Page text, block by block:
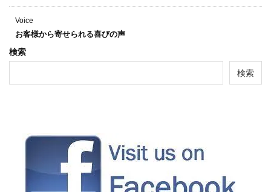
Voice
お客様から寄せられる喜びの声
検索
検索